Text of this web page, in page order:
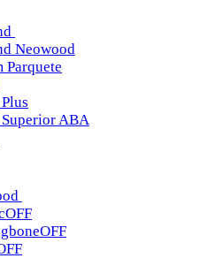
Neowood
Parquete
ABA